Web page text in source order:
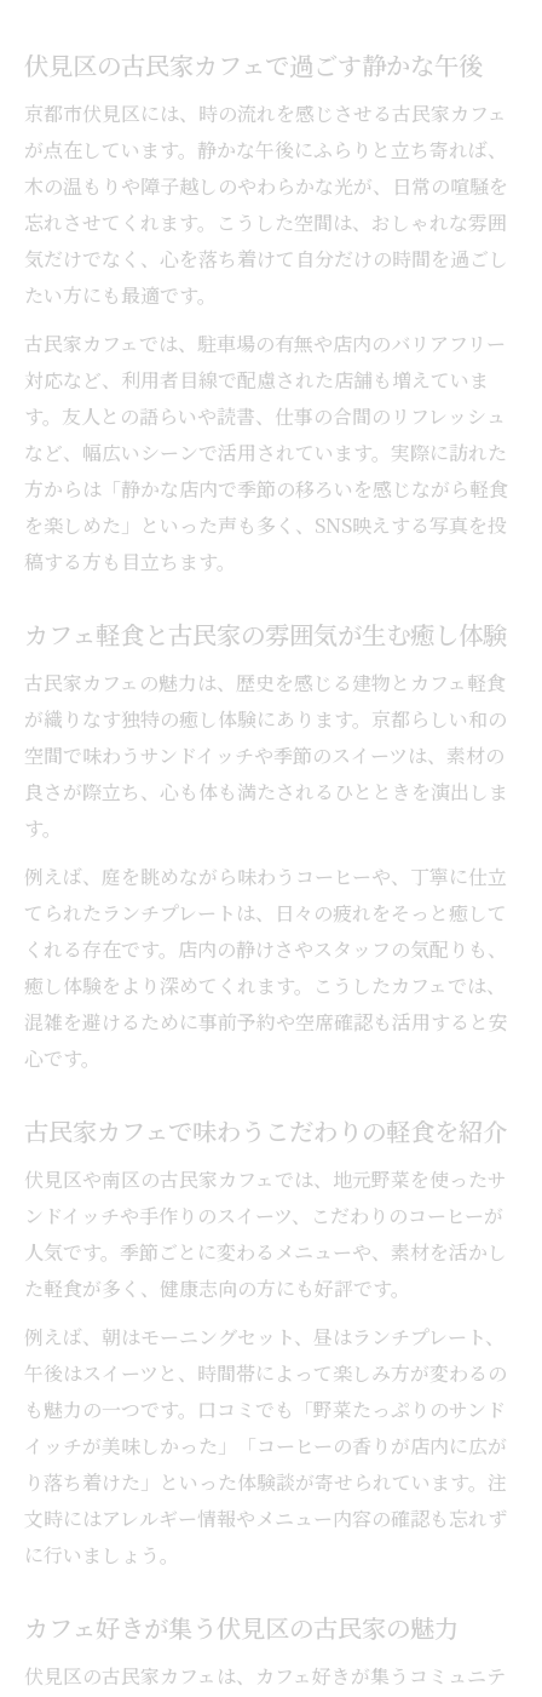
伏見区の古民家カフェで過ごす静かな午後
京都市伏見区には、時の流れを感じさせる古民家カフェ
が点在しています。静かな午後にふらりと立ち寄れば、
木の温もりや障子越しのやわらかな光が、日常の喧騒を
忘れさせてくれます。こうした空間は、おしゃれな雰囲
気だけでなく、心を落ち着けて自分だけの時間を過ごし
たい方にも最適です。
古民家カフェでは、駐車場の有無や店内のバリアフリー
対応など、利用者目線で配慮された店舗も増えていま
す。友人との語らいや読書、仕事の合間のリフレッシュ
など、幅広いシーンで活用されています。実際に訪れた
方からは「静かな店内で季節の移ろいを感じながら軽食
を楽しめた」といった声も多く、SNS映えする写真を投
稿する方も目立ちます。
カフェ軽食と古民家の雰囲気が生む癒し体験
古民家カフェの魅力は、歴史を感じる建物とカフェ軽食
が織りなす独特の癒し体験にあります。京都らしい和の
空間で味わうサンドイッチや季節のスイーツは、素材の
良さが際立ち、心も体も満たされるひとときを演出しま
す。
例えば、庭を眺めながら味わうコーヒーや、丁寧に仕立
てられたランチプレートは、日々の疲れをそっと癒して
くれる存在です。店内の静けさやスタッフの気配りも、
癒し体験をより深めてくれます。こうしたカフェでは、
混雑を避けるために事前予約や空席確認も活用すると安
心です。
古民家カフェで味わうこだわりの軽食を紹介
伏見区や南区の古民家カフェでは、地元野菜を使ったサ
ンドイッチや手作りのスイーツ、こだわりのコーヒーが
人気です。季節ごとに変わるメニューや、素材を活かし
た軽食が多く、健康志向の方にも好評です。
例えば、朝はモーニングセット、昼はランチプレート、
午後はスイーツと、時間帯によって楽しみ方が変わるの
も魅力の一つです。口コミでも「野菜たっぷりのサンド
イッチが美味しかった」「コーヒーの香りが店内に広が
り落ち着けた」といった体験談が寄せられています。注
文時にはアレルギー情報やメニュー内容の確認も忘れず
に行いましょう。
カフェ好きが集う伏見区の古民家の魅力
伏見区の古民家カフェは、カフェ好きが集うコミュニテ